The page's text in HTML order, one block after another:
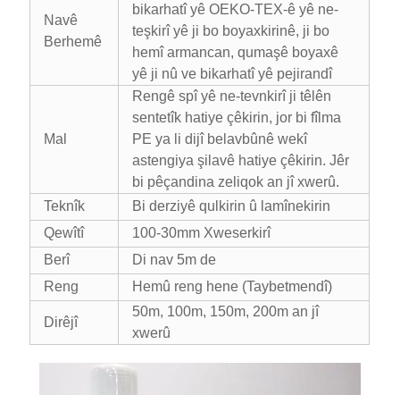
Navê
Berhemê
bikarhatî yê OEKO-TEX-ê yê ne-
teşkirî yê ji bo boyaxkirinê, ji bo
hemî armancan, qumaşê boyaxê
yê ji nû ve bikarhatî yê pejirandî
Mal
Rengê spî yê ne-tevnkirî ji têlên
sentetîk hatiye çêkirin, jor bi fîlma
PE ya li dijî belavbûnê wekî
astengiya şilavê hatiye çêkirin. Jêr
bi pêçandina zeliqok an jî xwerû.
Teknîk
Bi derziyê qulkirin û lamînekirin
Qewîtî
100-30mm Xweserkirî
Berî
Di nav 5m de
Reng
Hemû reng hene (Taybetmendî)
Dirêjî
50m, 100m, 150m, 200m an jî
xwerû